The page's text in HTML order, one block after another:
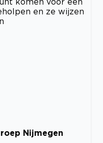
en ze wijzen
Nijmegen